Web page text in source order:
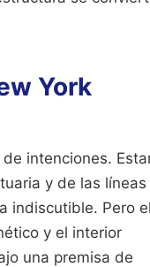
York
intenciones.
y de las líneas
indiscutible. Pero el
y el interior
una premisa de